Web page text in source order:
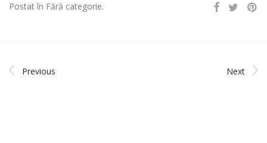
Postat în Fără categorie.
Previous Next